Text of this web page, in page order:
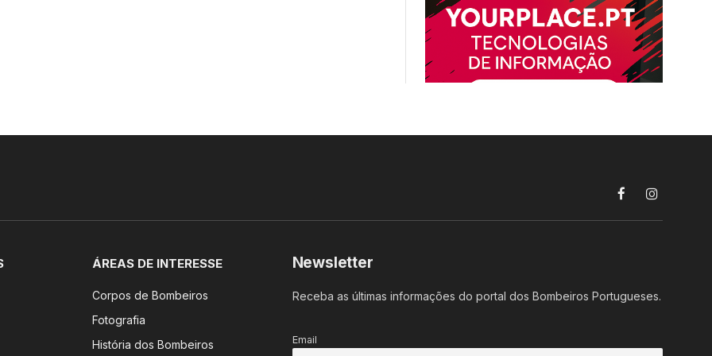
FacebookInstagram
ÁREAS DE INTERESSE
Corpos de Bombeiros
Fotografia
História dos Bombeiros
Newsletter
Receba as últimas informações do portal dos Bombeiros Portugueses.
Email